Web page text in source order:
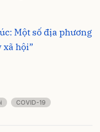
Một số địa phương
xã hội”
COVID-19